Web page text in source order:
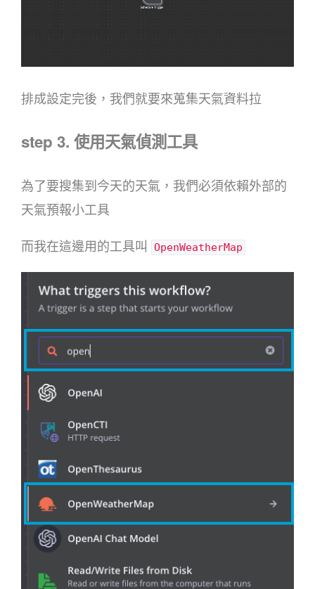
排成設定完後，我們就要來蒐集天氣資料拉
step 3. 使用天氣偵測工具
為了要搜集到今天的天氣，我們必須依賴外部的
天氣預報小工具
而我在這邊用的工具叫
OpenWeatherMap